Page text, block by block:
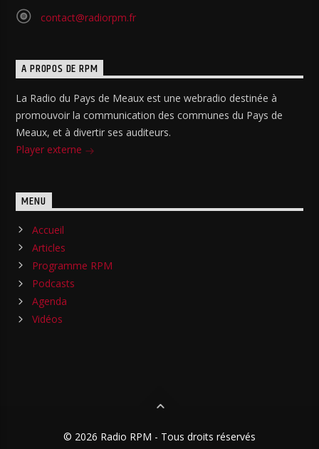
contact@radiorpm.fr
A PROPOS DE RPM
La Radio du Pays de Meaux est une webradio destinée à
promouvoir la communication des communes du Pays de
Meaux, et à divertir ses auditeurs.
Player externe
MENU
Accueil
Articles
Programme RPM
Podcasts
Agenda
Vidéos
© 2026 Radio RPM - Tous droits réservés